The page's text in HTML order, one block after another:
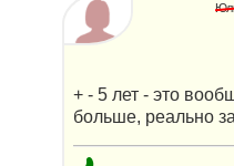
+ - 5 лет - это
больше, реально